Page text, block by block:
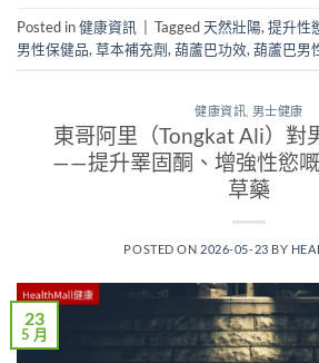
Posted in健康資訊 Tagged天然壯陽, 提升性
男性保健品, 草本補充劑, 葫蘆巴功效, 葫蘆巴男
健康資訊 男士健康
東哥阿里（Tongkat Ali）對
——提升睪固酮、增強性慾
草藥
POSTED ON 2026-05-23 BY
23
5 月